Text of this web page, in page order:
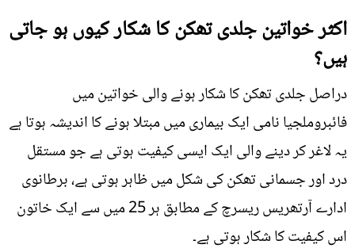
اکثر خواتین جلدی تھکن کا شکار کیوں ہو جاتی
ہیں؟
دراصل جلدی تھکن کا شکار ہونے والی خواتین میں
فائبروملجیا نامی ایک بیماری میں مبتلا ہونے کا اندیشہ ہوتا ہے
یہ لاغر کر دینے والی ایک ایسی کیفیت ہوتی ہے جو مستقل
درد اور جسمانی تھکن کی شکل میں ظاہر ہوتی ہے، برطانوی
ادارے آرتھریس ریسرچ کے مطابق ہر 25 میں سے ایک خاتون
اس کیفیت کا شکار ہوتی ہے۔